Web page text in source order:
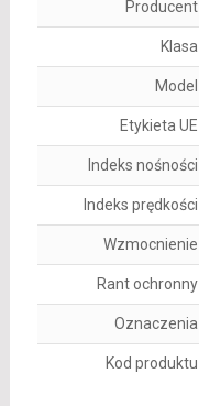
Producent
Klasa
Model
Etykieta UE
Indeks nośności
Indeks prędkości
Wzmocnienie
Rant ochronny
Oznaczenia
Kod produktu